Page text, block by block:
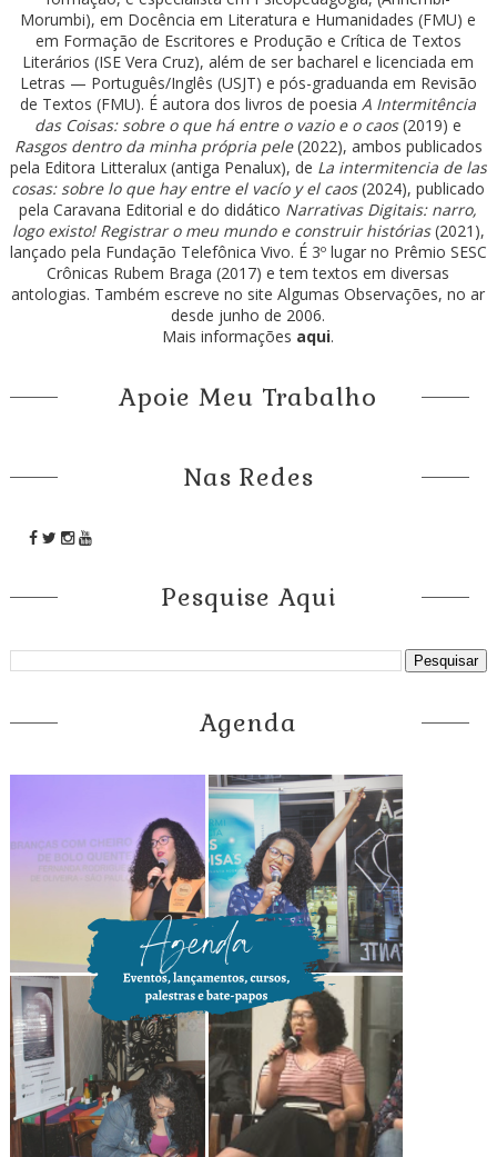
Morumbi), em Docência em Literatura e Humanidades (FMU) e
em Formação de Escritores e Produção e Crítica de Textos
Literários (ISE Vera Cruz), além de ser bacharel e licenciada em
Letras — Português/Inglês (USJT) e pós-graduanda em Revisão
de Textos (FMU). É autora dos livros de poesiaA Intermitência
das Coisas: sobre o que há entre o vazio e o caos(2019) e
Rasgos dentro da minha própria pele(2022), ambos publicados
pela Editora Litteralux (antiga Penalux), de La intermitencia de las
cosas: sobre lo que hay entre el vacío y el caos(2024), publicado
pela Caravana Editorial e do didático Narrativas Digitais: narro,
logo existo! Registrar o meu mundo e construir histórias(2021),
lançado pela Fundação Telefônica Vivo. É 3º lugar no Prêmio SESC
Crônicas Rubem Braga (2017) e tem textos em diversas
antologias. Também escreve no site Algumas Observações, no ar
desde junho de 2006.
Mais informações aqui.
Apoie Meu Trabalho
Nas Redes
Pesquise Aqui
Agenda